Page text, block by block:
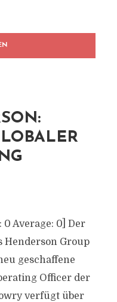
Average: 0] Der
Henderson Group
geschaffene
Officer der
verfügt über